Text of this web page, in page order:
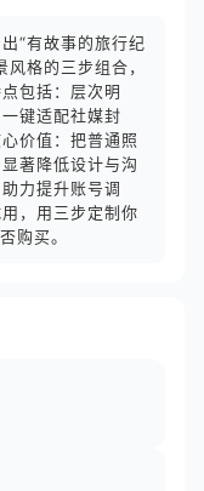
“有故事的旅行纪
格的三步组合，
包括：层次明
键适配社媒封
价值：把普通照
著降低设计与沟
力提升账号调
，用三步定制你
购买。